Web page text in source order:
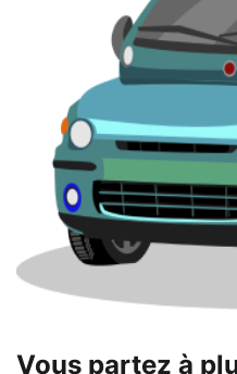
Vous partez à